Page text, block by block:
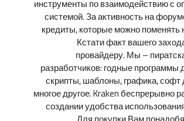
инструменты по взаимодействию с
системой. За активность на
кредиты, которые можно поменять
Кстати факт вашего
провайдеру. Мы –
разработчиков: годные программы
скрипты, шаблоны, графика, софт
многое другое. Kraken беспрерывно
создании удобства